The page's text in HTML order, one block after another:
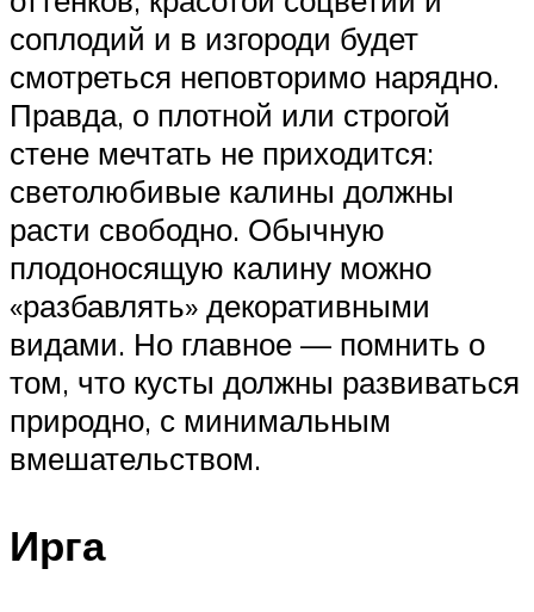
соплодий и в изгороди будет
смотреться неповторимо нарядно.
Правда, о плотной или строгой
стене мечтать не приходится:
светолюбивые калины должны
расти свободно. Обычную
плодоносящую калину можно
«разбавлять» декоративными
видами. Но главное — помнить о
том, что кусты должны развиваться
природно, с минимальным
вмешательством.
Ирга